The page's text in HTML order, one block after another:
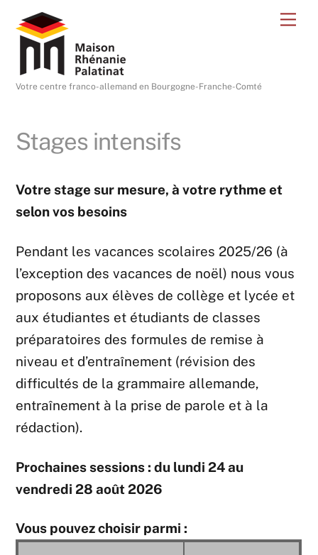
content
Votre centre franco-allemand en Bourgogne-Franche-Comté
Stages intensifs
Votre stage sur mesure, à votre rythme et
selon vos besoins
Pendant les vacances scolaires 2025/26 (à
l’exception des vacances de noël) nous vous
proposons aux élèves de collège et lycée et
aux étudiantes et étudiants de classes
préparatoires des formules de remise à
niveau et d’entraînement (révision des
difficultés de la grammaire allemande,
entraînement à la prise de parole et à la
rédaction).
Prochaines sessions : du lundi 24 au
vendredi 28 août 2026
Vous pouvez choisir parmi :